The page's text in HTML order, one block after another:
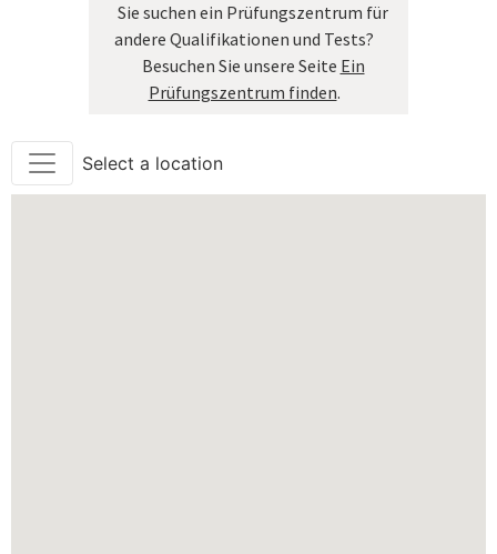
Sie suchen ein Prüfungszentrum für
andere Qualifikationen und Tests?
Besuchen Sie unsere Seite Ein
Prüfungszentrum finden.
Select a location